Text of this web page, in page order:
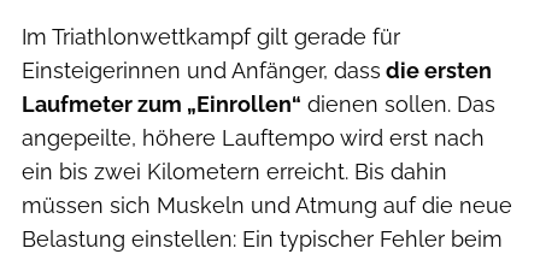
Im Triathlonwettkampf gilt gerade für
Einsteigerinnen und Anfänger, dass die ersten
Laufmeter zum „Einrollen“ dienen sollen. Das
angepeilte, höhere Lauftempo wird erst nach
ein bis zwei Kilometern erreicht. Bis dahin
müssen sich Muskeln und Atmung auf die neue
Belastung einstellen: Ein typischer Fehler beim